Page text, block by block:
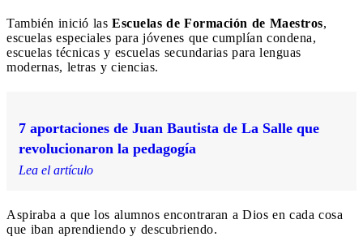
También inició las Escuelas de Formación de Maestros,
escuelas especiales para jóvenes que cumplían condena,
escuelas técnicas y escuelas secundarias para lenguas
modernas, letras y ciencias.
7 aportaciones de Juan Bautista de La Salle que
revolucionaron la pedagogía
Lea el artículo
Aspiraba a que los alumnos encontraran a Dios en cada cosa
que iban aprendiendo y descubriendo.